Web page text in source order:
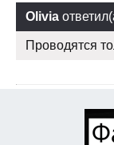
Olivia
Проводятся